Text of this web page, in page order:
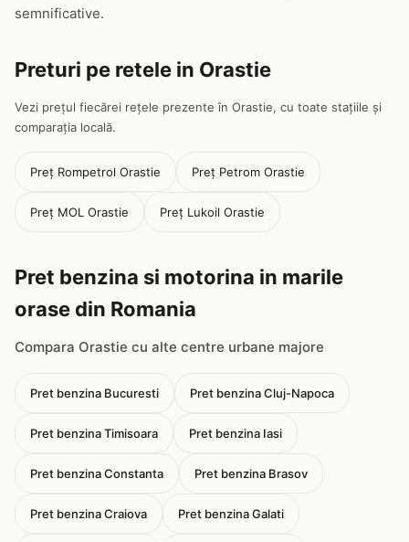
semnificative.
Preturi pe retele in Orastie
Vezi prețul fiecărei rețele prezente în Orastie, cu toate stațiile și
comparația locală.
Preț Rompetrol Orastie Preț Petrom Orastie
Preț MOL Orastie Preț Lukoil Orastie
Pret benzina si motorina in marile
orase din Romania
Compara Orastie cu alte centre urbane majore
Pret benzina Bucuresti Pret benzina Cluj-Napoca
Pret benzina Timisoara Pret benzina Iasi
Pret benzina Constanta Pret benzina Brasov
Pret benzina Craiova Pret benzina Galati